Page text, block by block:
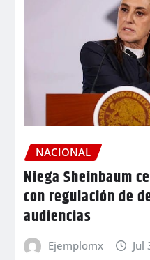
NACIONAL
Niega Sheinbaum
con regulación de
audiencias
Ejemplomx Jul